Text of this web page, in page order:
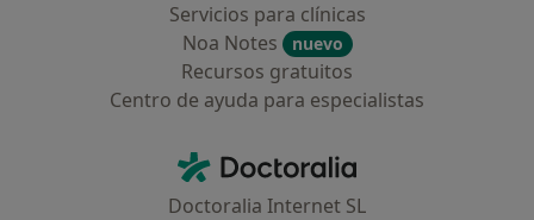
Servicios para clínicas
Noa Notes
nuevo
Recursos gratuitos
Centro de ayuda para especialistas
Doctoralia - Página de inicio
Doctoralia Internet SL